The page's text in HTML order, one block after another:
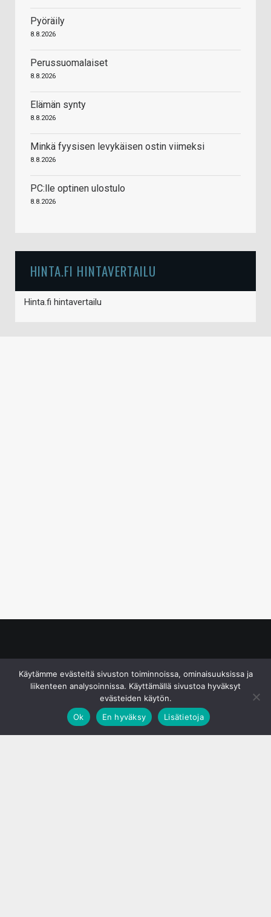
Pyöräily
8.8.2026
Perussuomalaiset
8.8.2026
Elämän synty
8.8.2026
Minkä fyysisen levykäisen ostin viimeksi
8.8.2026
PC:lle optinen ulostulo
8.8.2026
HINTA.FI HINTAVERTAILU
Hinta.fi hintavertailu
Käytämme evästeitä sivuston toiminnoissa, ominaisuuksissa ja
liikenteen analysoinnissa. Käyttämällä sivustoa hyväksyt
evästeiden käytön.
Ok
En hyväksy Lisätietoja